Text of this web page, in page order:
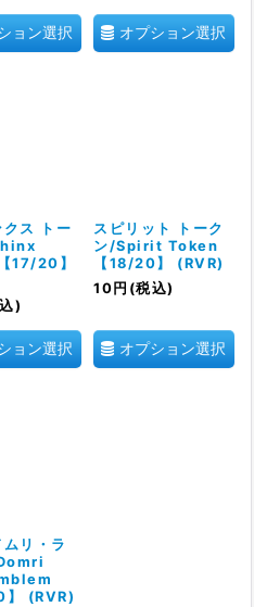
ョン選択 オプション選択
クス トー
17/20】
)
ョン選択
スピリット トーク
ン/Spirit Token
【18/20】 (RVR)
10 円 (税込)
オプション選択
リ・ラ
】 (RVR)